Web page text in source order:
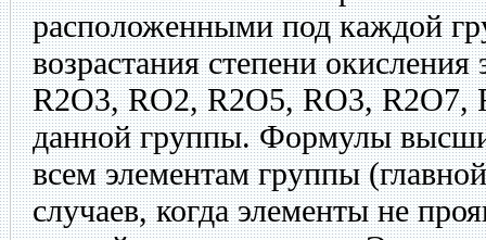
расположенными под каждой
возрастания степени
R2O3, RO2, R2O5, RО3, R2O7,
данной группы. Формулы
всем элементам группы
случаев, когда элементы не